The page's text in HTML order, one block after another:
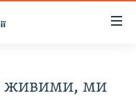
живими, ми